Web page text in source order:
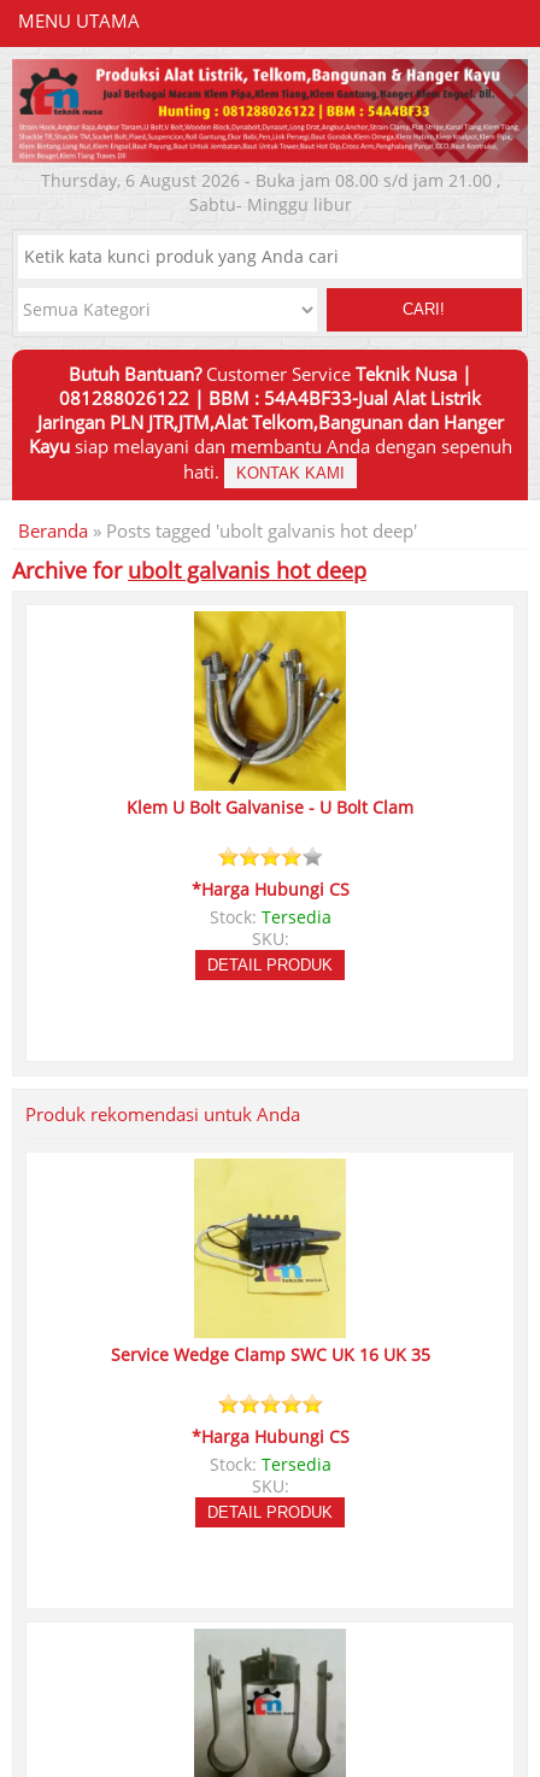
MENU UTAMA
Thursday, 6 August 2026 - Buka jam 08.00 s/d jam 21.00 ,
Sabtu- Minggu libur
CARI!
Butuh Bantuan?Customer Service Teknik Nusa |
081288026122 | BBM : 54A4BF33-Jual Alat Listrik
Jaringan PLN JTR,JTM,Alat Telkom,Bangunan dan Hanger
Kayusiap melayani dan membantu Anda dengan sepenuh
hati.
KONTAK KAMI
Beranda » Posts tagged 'ubolt galvanis hot deep'
Archive for ubolt galvanis hot deep
Klem U Bolt Galvanise - U Bolt Clam
*Harga Hubungi CS
Stock: Tersedia
SKU:
DETAIL PRODUK
Produk rekomendasi untuk Anda
Service Wedge Clamp SWC UK 16 UK 35
*Harga Hubungi CS
Stock: Tersedia
SKU:
DETAIL PRODUK